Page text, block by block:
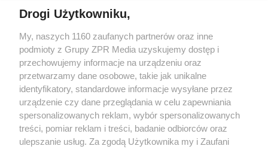
Żaden utwór zamieszczony w serwisie nie może być powielany i
rozpowszechniany lub dalej rozpowszechniany w jakikolwiek sposób (w
tym także elektroniczny lub mechaniczny) na jakimkolwiek polu
eksploatacji w jakiejkolwiek formie, włącznie z umieszczaniem w
Internecie bez pisemnej zgody właściciela praw. Jakiekolwiek użycie lub
wykorzystanie utworów w całości lub w części z naruszeniem prawa,
tzn. bez właściwej zgody, jest zabronione pod groźbą kary i może być
ścigane prawnie.
Drogi Użytkowniku,
My, naszych 1160 zaufanych partnerów oraz inne
podmioty z Grupy ZPR Media uzyskujemy dostęp i
przechowujemy informacje na urządzeniu oraz
przetwarzamy dane osobowe, takie jak unikalne
identyfikatory, standardowe informacje wysyłane przez
urządzenie czy dane przeglądania w celu zapewniania
spersonalizowanych reklam, wybór spersonalizowanych
treści, pomiar reklam i treści, badanie odbiorców oraz
ulepszanie usług. Za zgodą Użytkownika my i Zaufani